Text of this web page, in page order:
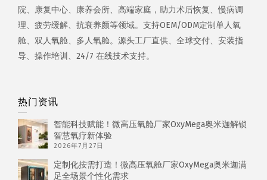
院、康复中心、康养会所、高端家庭，助力术后恢复、慢病调
理、疲劳缓解、抗衰养颜等领域。支持OEM/ODM定制单人氧
舱、双人氧舱、多人氧舱。源头工厂直供、全球交付、安装指
导、操作培训、24/7 在线技术支持。
热门资讯
智能科技赋能！微高压氧舱厂家OxyMega奥米迦解锁
智慧氧疗新体验
2026年7月27日
定制化按需打造！微高压氧舱厂家OxyMega奥米迦满
足全场景个性化需求